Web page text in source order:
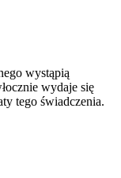
wystąpią
wydaje się
tego świadczenia.